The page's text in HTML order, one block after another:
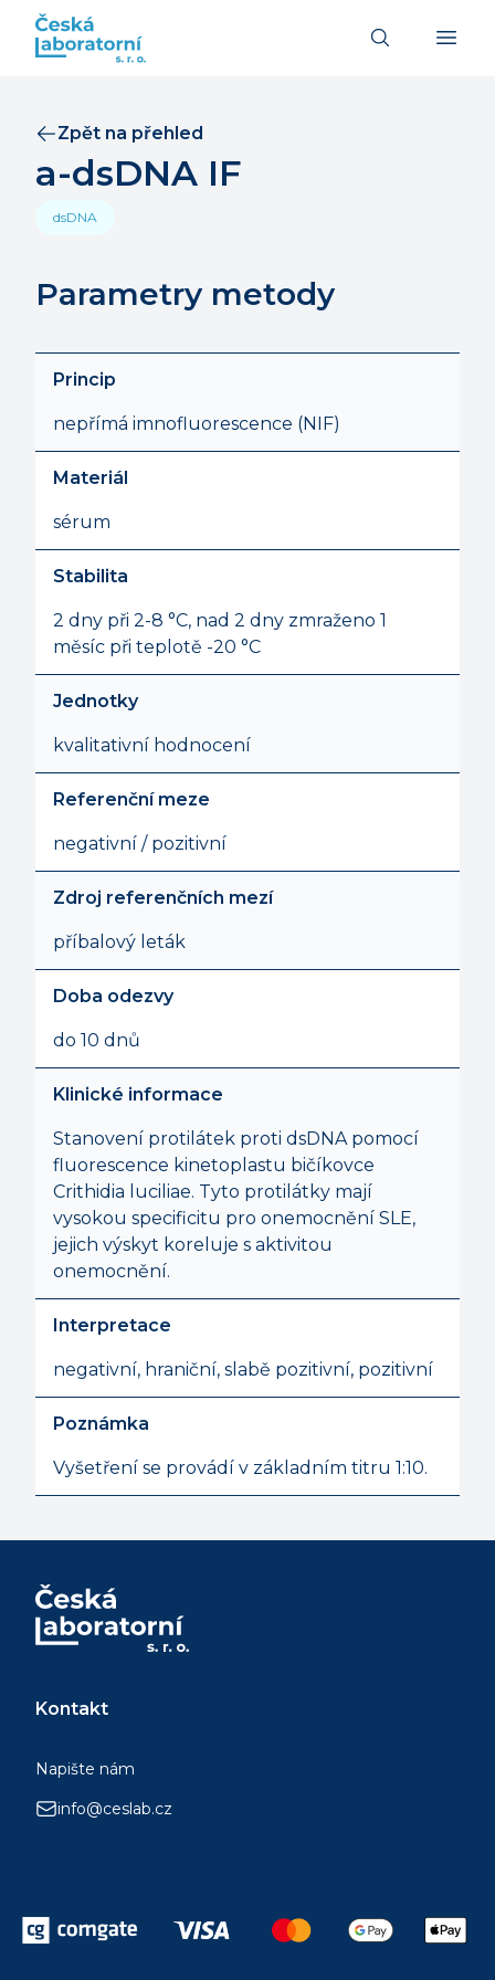
Zpět na přehled
a-dsDNA IF
dsDNA
Parametry metody
Princip
nepřímá imnofluorescence (NIF)
Materiál
sérum
Stabilita
2 dny při 2-8 °C, nad 2 dny zmraženo 1
měsíc při teplotě -20 °C
Jednotky
kvalitativní hodnocení
Referenční meze
negativní / pozitivní
Zdroj referenčních mezí
příbalový leták
Doba odezvy
do 10 dnů
Klinické informace
Stanovení protilátek proti dsDNA pomocí
fluorescence kinetoplastu bičíkovce
Crithidia luciliae. Tyto protilátky mají
vysokou specificitu pro onemocnění SLE,
jejich výskyt koreluje s aktivitou
onemocnění.
Interpretace
negativní, hraniční, slabě pozitivní, pozitivní
Poznámka
Vyšetření se provádí v základním titru 1:10.
Kontakt
Napište nám
info@ceslab.cz